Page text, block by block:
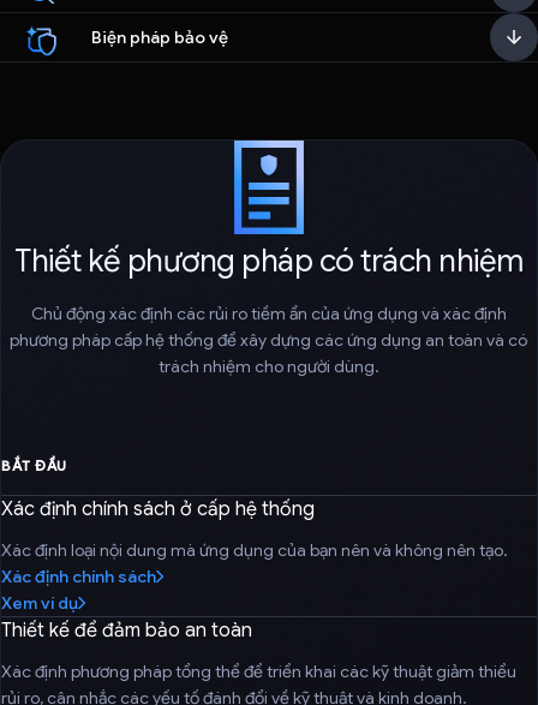
Biện pháp bảo vệ
Thiết kế phương pháp có trách nhiệm
Chủ động xác định các rủi ro tiềm ẩn của ứng dụng và xác định
phương pháp cấp hệ thống để xây dựng các ứng dụng an toàn và có
trách nhiệm cho người dùng.
BẮT ĐẦU
Xác định chính sách ở cấp hệ thống
Xác định loại nội dung mà ứng dụng của bạn nên và không nên tạo.
Xác định chính sách
Xem ví dụ
Thiết kế để đảm bảo an toàn
Xác định phương pháp tổng thể để triển khai các kỹ thuật giảm thiểu
rủi ro, cân nhắc các yếu tố đánh đổi về kỹ thuật và kinh doanh.